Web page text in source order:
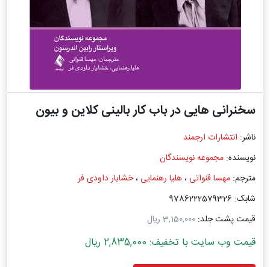
سخنرانی ‌هایی در باب کار بالینی کلاین و بیون
ناشر: انتشارات ارجمند
نویسنده: مجموعه نویسندگان
مترجم: مهسا قنواتی ،هلیا رهنمایی ،خشایار داودی فر
شابک: 9786222579326
قیمت پشت جلد: 3,150,000 ریال
قیمت وب سایت با تخفیف: 2,835,000 ریال